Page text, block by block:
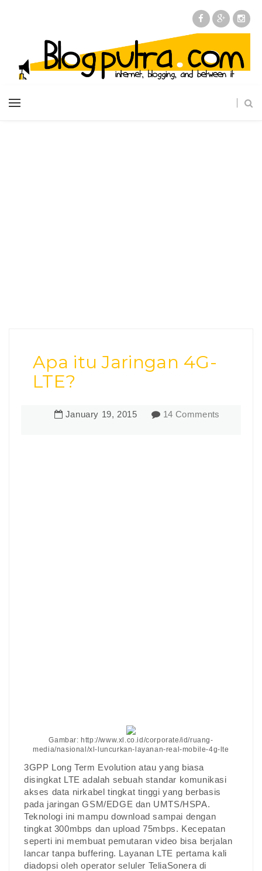
Apa itu Jaringan 4G-
LTE?
January 19, 2015 14 Comments
Gambar: http://www.xl.co.id/corporate/id/ruang-
media/nasional/xl-luncurkan-layanan-real-mobile-4g-lte
3GPP Long Term Evolution atau yang biasa
disingkat LTE adalah sebuah standar komunikasi
akses data nirkabel tingkat tinggi yang berbasis
pada jaringan GSM/EDGE dan UMTS/HSPA.
Teknologi ini mampu download sampai dengan
tingkat 300mbps dan upload 75mbps. Kecepatan
seperti ini membuat pemutaran video bisa berjalan
lancar tanpa buffering. Layanan LTE pertama kali
diadopsi oleh operator seluler TeliaSonera di